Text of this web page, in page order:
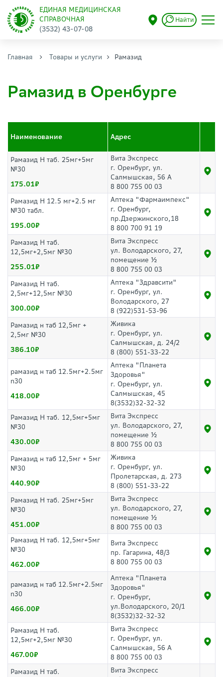
ЕДИНАЯ МЕДИЦИНСКАЯ
СПРАВОЧНАЯ
(3532) 43-07-08
Найти
Главная Товары и услуги Рамазид
Рамазид в Оренбурге
Наименование Адрес
Рамазид Н таб. 25мг+5мг
№30
175.01
Вита Экспресс
г. Оренбург, ул.
Салмышская, 56 А
8 800 755 00 03
Рамазид Н 12.5 мг+2.5 мг
№30 табл.
195.00
Аптека "Фармаимпекс"
г. Оренбург,
пр.Дзержинского,18
8 800 700 91 19
Рамазид Н таб.
12,5мг+2,5мг №30
255.01
Вита Экспресс
ул. Володарского, 27,
помещение ½
8 800 755 00 03
Рамазид Н таб.
2,5мг+12,5мг №30
300.00
Аптека "Здравсити"
г. Оренбург, ул.
Володарского, 27
8 (922)531-53-96
Рамазид н таб 12,5мг +
2,5мг №30
386.10
Живика
г. Оренбург, ул.
Салмышская, д. 24/2
8 (800) 551-33-22
рамазид н таб 12.5мг+2.5мг
n30
418.00
Аптека "Планета
Здоровья"
г. Оренбург, ул.
Салмышская, 45
8(3532)32-32-32
Рамазид Н таб. 12,5мг+5мг
№30
430.00
Вита Экспресс
ул. Володарского, 27,
помещение ½
8 800 755 00 03
Рамазид н таб 12,5мг + 5мг
№30
440.90
Живика
г. Оренбург, ул.
Пролетарская, д. 273
8 (800) 551-33-22
Рамазид Н таб. 25мг+5мг
№30
451.00
Вита Экспресс
ул. Володарского, 27,
помещение ½
8 800 755 00 03
Рамазид Н таб. 12,5мг+5мг
№30
462.00
Вита Экспресс
пр. Гагарина, 48/3
8 800 755 00 03
рамазид н таб 12.5мг+2.5мг
n30
466.00
Аптека "Планета
Здоровья"
г. Оренбург,
ул.Володарского, 20/1
8(3532)32-32-32
Рамазид Н таб.
12,5мг+2,5мг №30
467.00
Вита Экспресс
г. Оренбург, ул.
Салмышская, 56 А
8 800 755 00 03
Рамазид Н таб.
Вита Экспресс